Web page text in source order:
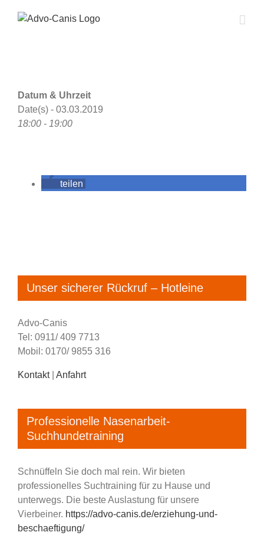
Inhalt
Datum & Uhrzeit
Date(s) - 03.03.2019
18:00 - 19:00
teilen
Unser sicherer Rückruf – Hotleine
Advo-Canis
Tel: 0911/ 409 7713
Mobil: 0170/ 9855 316
Kontakt| Anfahrt
Professionelle Nasenarbeit-
Suchhundetraining
Schnüffeln Sie doch mal rein. Wir bieten
professionelles Suchtraining für zu Hause und
unterwegs. Die beste Auslastung für unsere
Vierbeiner. https://advo-canis.de/erziehung-und-
beschaeftigung/